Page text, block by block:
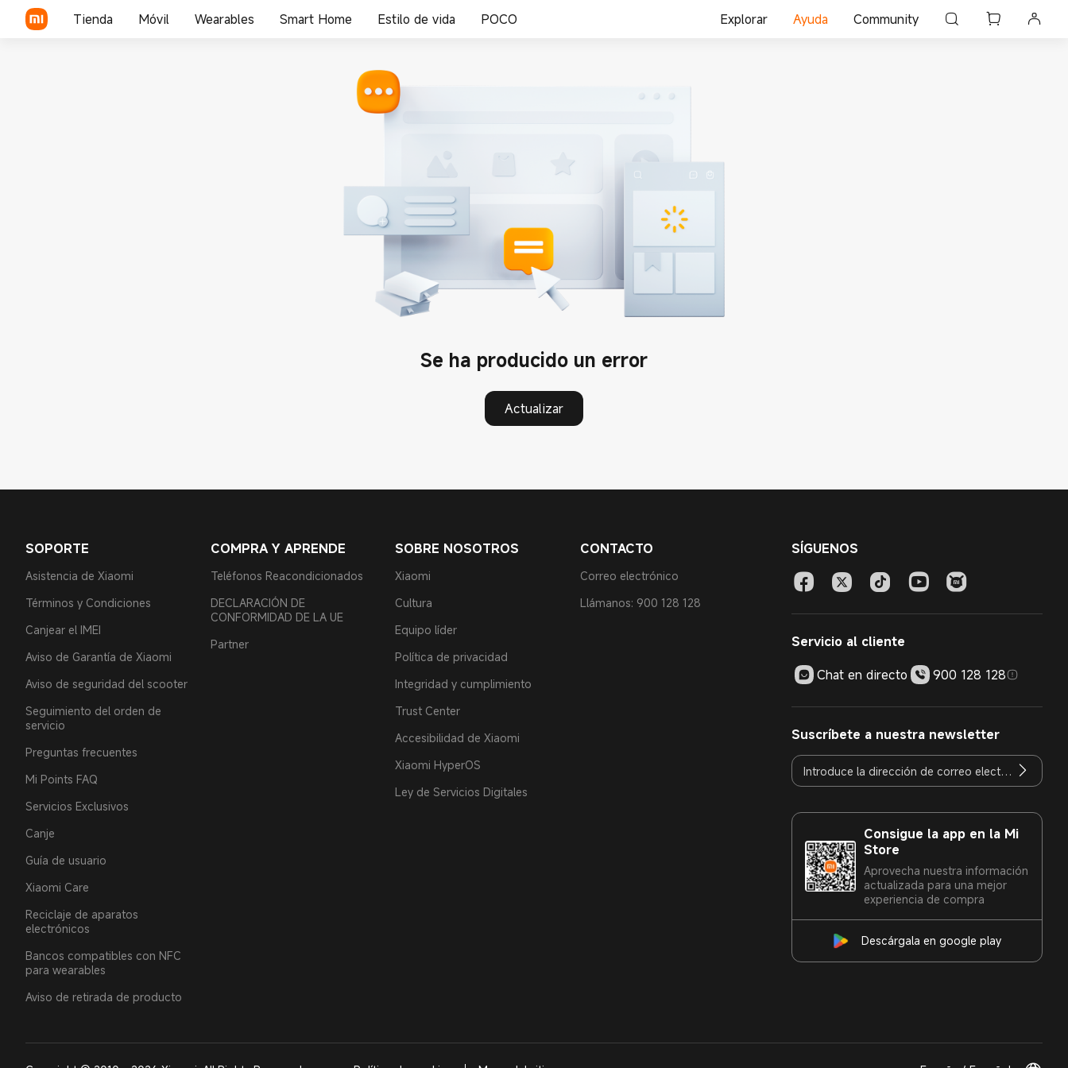
Tienda Móvil Wearables Smart Home Estilo de vida POCO Explorar Ayuda Community
Se ha producido un error
Actualizar
SOPORTE
Asistencia de Xiaomi
Términos y Condiciones
Canjear el IMEI
Aviso de Garantía de Xiaomi
Aviso de seguridad del scooter
Seguimiento del orden de
servicio
Preguntas frecuentes
Mi Points FAQ
Servicios Exclusivos
Canje
Guía de usuario
Xiaomi Care
Reciclaje de aparatos
electrónicos
Bancos compatibles con NFC
para wearables
Aviso de retirada de producto
COMPRA Y APRENDE
Teléfonos Reacondicionados
DECLARACIÓN DE
CONFORMIDAD DE LA UE
Partner
SOBRE NOSOTROS
Xiaomi
Cultura
Equipo líder
Política de privacidad
Integridad y cumplimiento
Trust Center
Accesibilidad de Xiaomi
Xiaomi HyperOS
Ley de Servicios Digitales
CONTACTO
Correo electrónico
Llámanos: 900 128 128
SÍGUENOS
Servicio al cliente
Chat en directo
900 128 128
Suscríbete a nuestra newsletter
Consigue la app en la Mi
Store
Aprovecha nuestra información
actualizada para una mejor
experiencia de compra
Descárgala en google play